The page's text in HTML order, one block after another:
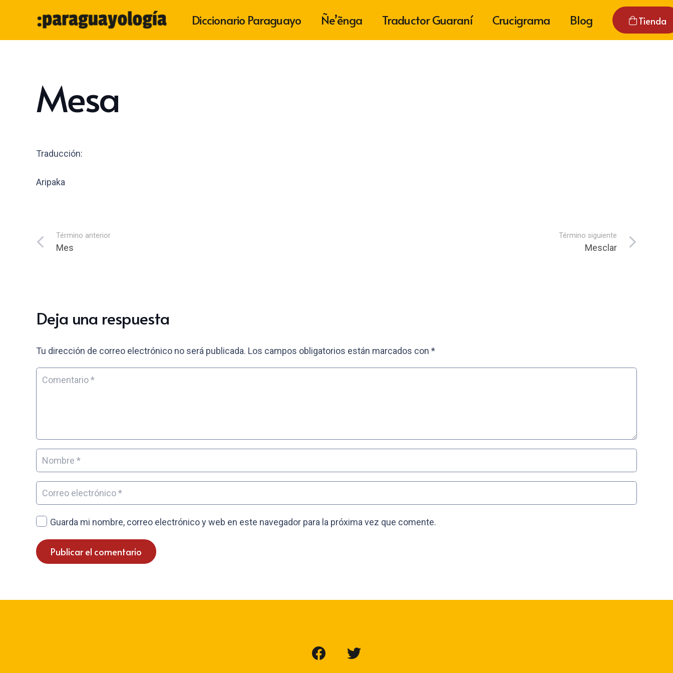
Diccionario Paraguayo Ñe’ẽnga Traductor Guaraní Crucigrama Blog Tienda
Mesa
Traducción:
Aripaka
Término anterior
Mes
Término siguiente
Mesclar
Deja una respuesta
Tu dirección de correo electrónico no será publicada. Los campos obligatorios están marcados con *
Guarda mi nombre, correo electrónico y web en este navegador para la próxima vez que comente.
Publicar el comentario